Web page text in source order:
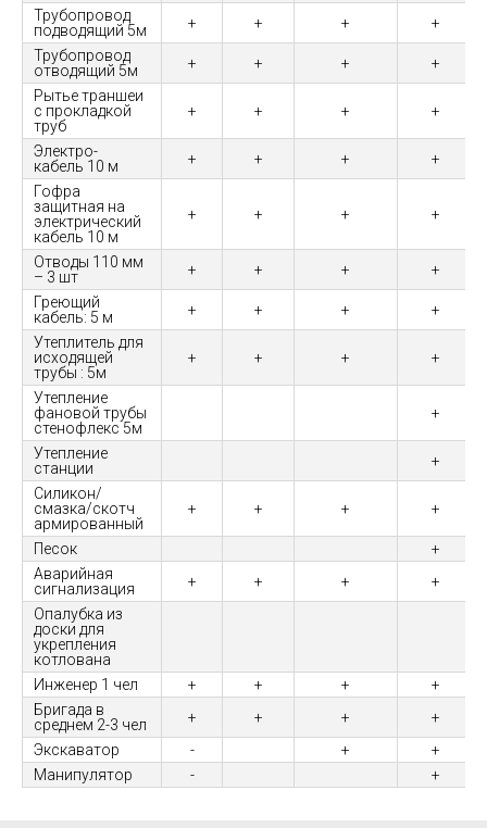
Трубопровод
подводящий 5м
+ + +
+
Трубопровод
отводящий 5м
+ + +
+
Рытье траншеи
с прокладкой
труб
+ + + +
Электро-
кабель 10 м
+ + +
+
Гофра
защитная на
электрический
кабель 10 м
+ + + +
Отводы 110 мм
– 3 шт
+ + +
+
Греющий
кабель: 5 м
+ + +
+
Утеплитель для
исходящей
трубы : 5м
+ + + +
Утепление
фановой трубы
стенофлекс 5м
+
Утепление
станции
+
Силикон/
смазка/скотч
армированный
+ + + +
Песок
+
Аварийная
сигнализация
+ + +
+
Опалубка из
доски для
укрепления
котлована
Инженер 1 чел
+ + +
+
Бригада в
среднем 2-3 чел
+ + +
+
Экскаватор
- +
+
Манипулятор
- +